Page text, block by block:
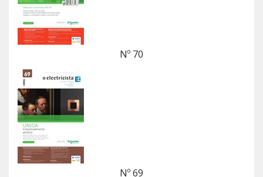
Nº 70
Nº 69